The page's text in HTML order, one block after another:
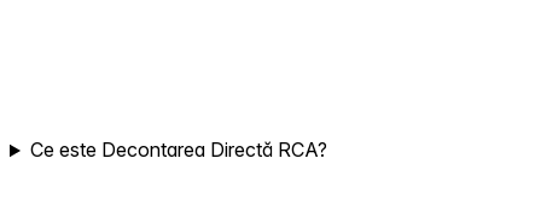
Ce este Decontarea Directă RCA?